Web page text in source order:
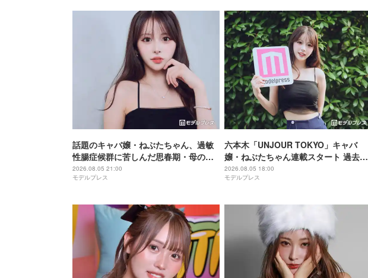
話題のキャバ嬢・ねぶたちゃん、過敏
性腸症候群に苦しんだ思春期・母の蒸
発…“どん底からの脱出劇”「生きるの
って大変」人生変えた言葉とは【イン
2026.08.05 21:00
モデルプレス
六本木「UNJOUR TOKYO」キャバ
嬢・ねぶたちゃん連載スタート 過去の
葛藤・美の秘訣・素顔に迫る
2026.08.05 18:00
モデルプレス